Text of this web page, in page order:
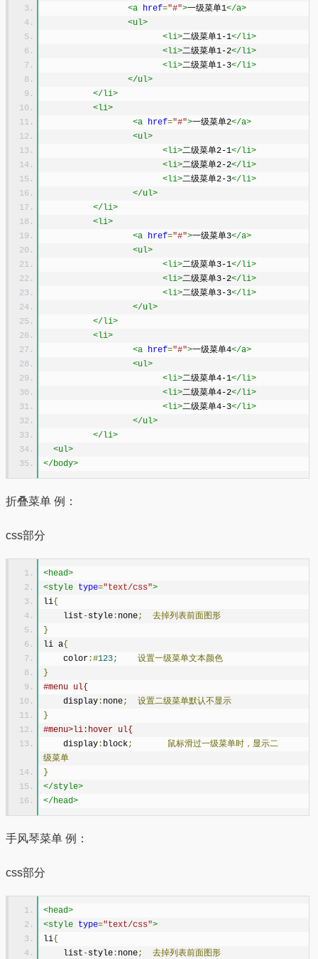
<a
href="#">一级菜单1</a>
<ul>
<li>二级菜单1-1</li>
<li>二级菜单1-2</li>
<li>二级菜单1-3</li>
</ul>
</li>
<li>
<a
href="#">一级菜单2</a>
<ul>
<li>二级菜单2-1</li>
<li>二级菜单2-2</li>
<li>二级菜单2-3</li>
</ul>
</li>
<li>
<a
href="#">一级菜单3</a>
<ul>
<li>二级菜单3-1</li>
<li>二级菜单3-2</li>
<li>二级菜单3-3</li>
</ul>
</li>
<li>
<a
href="#">一级菜单4</a>
<ul>
<li>二级菜单4-1</li>
<li>二级菜单4-2</li>
<li>二级菜单4-3</li>
</ul>
</li>
<ul>
</body>
折叠菜单 例：
css部分
<head>
<style type="text/css">
li{
    list
-style : none;
去掉列表前面图形
}
li a{
    color
:#123;
设置一级菜单文本颜色
}
#menu ul{
    display
: none;
设置二级菜单默认不显示
}
#menu>li:hover ul{
    display
: block;
鼠标滑过一级菜单时，显示二
级菜单
}
</style>
</head>
手风琴菜单 例：
css部分
<head>
<style type="text/css">
li{
    list
-style : none;
去掉列表前面图形